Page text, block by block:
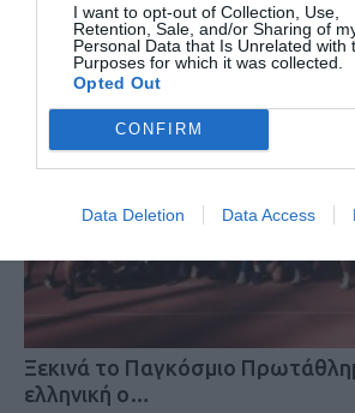
I want to opt-out of Collection, Use,
Retention, Sale, and/or Sharing of
Personal Data that Is Unrelated with
Purposes for which it was collected.
Opted Out
CONFIRM
Data Deletion Data Access
Ξεκινά το Παγκόσμιο
ελληνική ο…